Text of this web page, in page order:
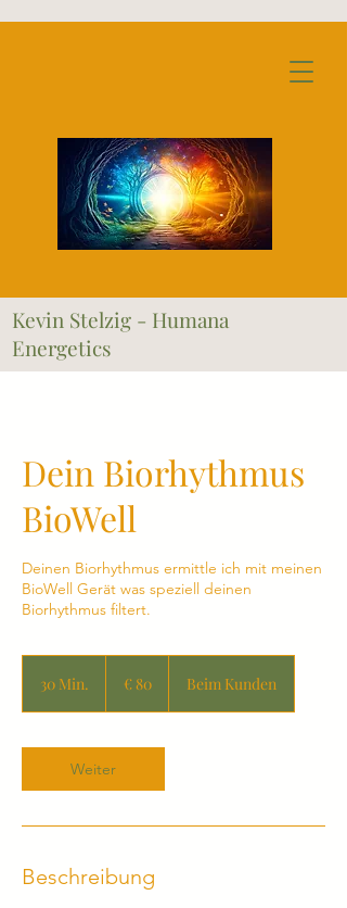
Kevin Stelzig - Humana
Energetics
Dein Biorhythmus
BioWell
Deinen Biorhythmus ermittle ich mit meinen
BioWell Gerät was speziell deinen
Biorhythmus filtert.
30 Min.
i
n
.
€ 80 Beim Kunden
Weiter
Beschreibung